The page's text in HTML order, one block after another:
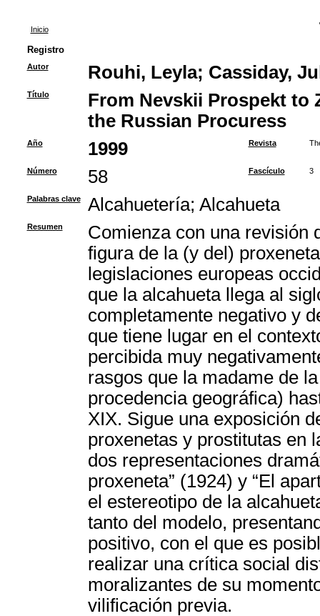
Inicio
Registro
Autor Rouhi, Leyla; Cassiday,
Título
From Nevskii Prospekt to
the Russian Procuress
Año 1999 Revista
Número 58 Fascículo 3
Palabras clave Alcahuetería; Alcahueta
Resumen
Comienza con una revisión
figura de la (y del)
legislaciones europeas
que la alcahueta llega al
completamente negativo y
que tiene lugar en el
percibida muy
rasgos que la madame de
procedencia geográfica)
XIX. Sigue una exposición
proxenetas y prostitutas en
dos representaciones
proxeneta” (1924) y “El
el estereotipo de la
tanto del modelo,
positivo, con el que es
realizar una crítica social
moralizantes de su
vilificación previa.